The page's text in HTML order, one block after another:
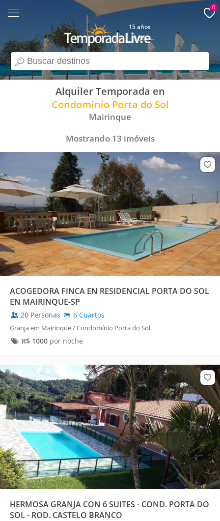
search
15 años
0
Alquiler Temporada en
Condomínio Porta do Sol
Mairinque
Mostrando 13 imóveis
ACOGEDORA FINCA EN RESIDENCIAL PORTA DO SOL
EN MAIRINQUE-SP
20 Personas 6 Cuartos
Granja em Mairinque / Condomínio Porta do Sol
R$ 1000por noche
HERMOSA GRANJA CON 6 SUITES - COND. PORTA DO
SOL - ROD. CASTELO BRANCO